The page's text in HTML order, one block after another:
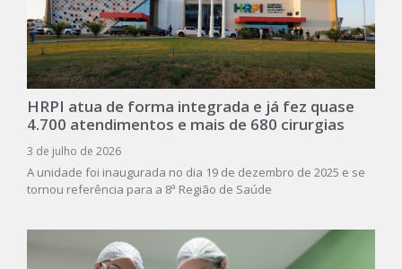
HRPI atua de forma integrada e já fez quase
4.700 atendimentos e mais de 680 cirurgias
3 de julho de 2026
A unidade foi inaugurada no dia 19 de dezembro de 2025 e se
tornou referência para a 8ª Região de Saúde